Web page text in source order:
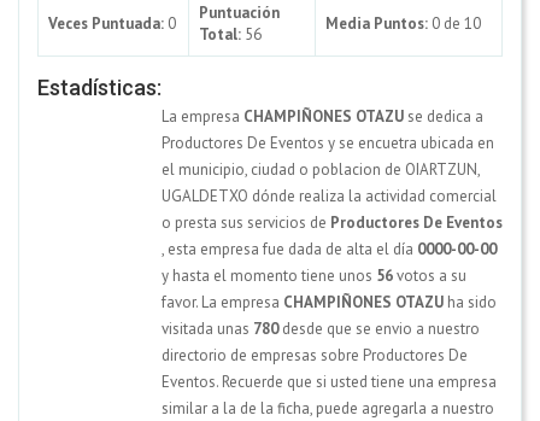
Veces Puntuada: 0
Puntuación
Total: 56
Media Puntos: 0 de 10
Estadísticas:
La empresa CHAMPIÑONES OTAZUse dedica a
Productores De Eventos y se encuetra ubicada en
el municipio, ciudad o poblacion de OIARTZUN,
UGALDETXO dónde realiza la actividad comercial
o presta sus servicios de Productores De Eventos
, esta empresa fue dada de alta el día 0000-00-00
y hasta el momento tiene unos 56votos a su
favor. La empresa CHAMPIÑONES OTAZU ha sido
visitada unas 780desde que se envio a nuestro
directorio de empresas sobre Productores De
Eventos. Recuerde que si usted tiene una empresa
similar a la de la ficha, puede agregarla a nuestro